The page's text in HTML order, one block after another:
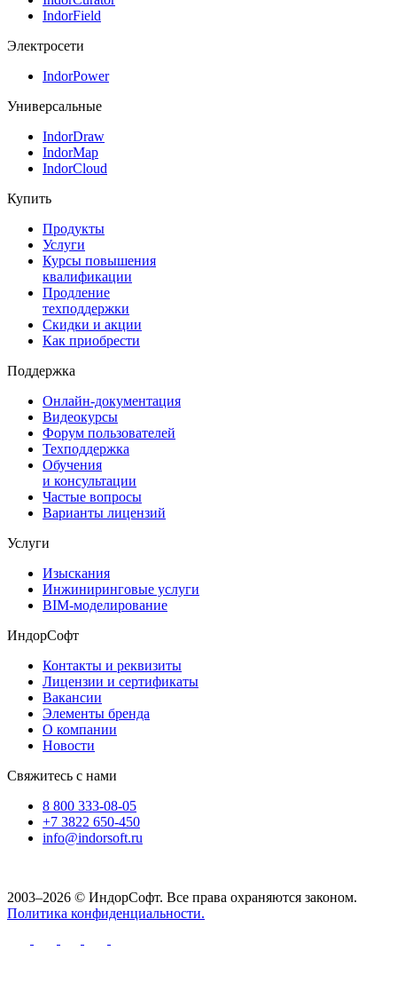
IndorField
Электросети
IndorPower
Универсальные
IndorDraw
IndorMap
IndorCloud
Купить
Продукты
Услуги
Курсы повышения
квалификации
Продление
техподдержки
Скидки и акции
Как приобрести
Поддержка
Онлайн-документация
Видеокурсы
Форум пользователей
Техподдержка
Обучения
и консультации
Частые вопросы
Варианты лицензий
Услуги
Изыскания
Инжиниринговые услуги
BIM-моделирование
ИндорСофт
Контакты и реквизиты
Лицензии и сертификаты
Вакансии
Элементы бренда
О компании
Новости
Свяжитесь с нами
8 800 333-08-05
+7 3822 650-450
info@indorsoft.ru
2003–2026 © ИндорСофт. Все права охраняются законом.
Политика конфиденциальности.